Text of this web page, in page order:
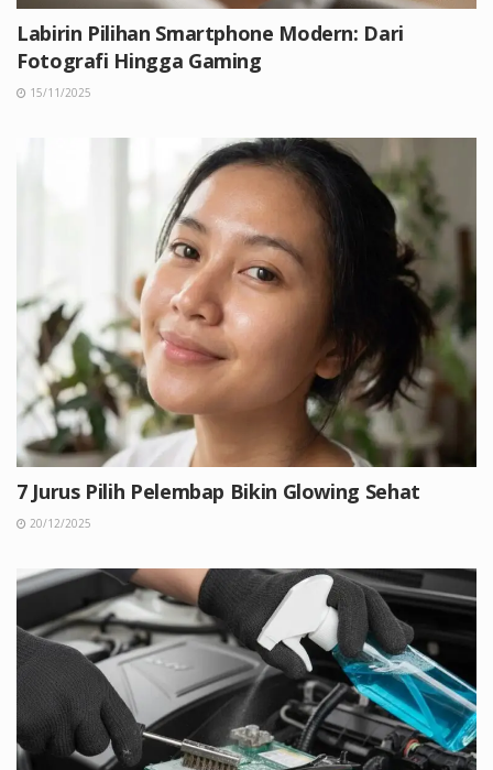
Labirin Pilihan Smartphone Modern: Dari
Fotografi Hingga Gaming
15/11/2025
7 Jurus Pilih Pelembap Bikin Glowing Sehat
20/12/2025